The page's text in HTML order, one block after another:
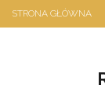
Skip
to
STRONA GŁÓWNA
10 maja 2023